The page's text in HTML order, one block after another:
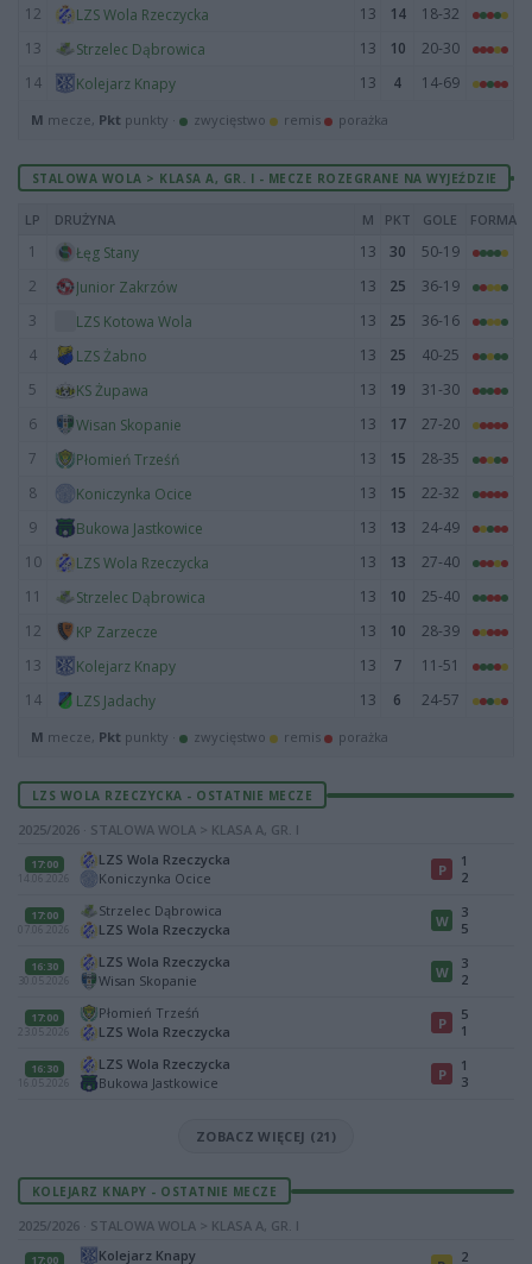
12 LZS Wola Rzeczycka 13 14
18-32
13
Strzelec Dąbrowica 13 10
20-30
14
Kolejarz Knapy 13 4 14-69
M mecze, Pkt punkty · zwycięstwo remis porażka
STALOWA WOLA > KLASA A, GR. I - MECZE ROZEGRANE NA WYJEŹDZIE
LP DRUŻYNA M PKT GOLE FORMA
1 Łęg Stany 13 30
50-19
2
Junior Zakrzów 13 25
36-19
3
LZS Kotowa Wola 13 25
36-16
4
LZS Żabno 13 25
40-25
5
KS Żupawa 13 19
31-30
6
Wisan Skopanie 13 17
27-20
7
Płomień Trześń 13 15
28-35
8
Koniczynka Ocice 13 15
22-32
9
Bukowa Jastkowice 13 13
24-49
10
LZS Wola Rzeczycka 13 13
27-40
11
Strzelec Dąbrowica 13 10
25-40
12
KP Zarzecze 13 10
28-39
13
Kolejarz Knapy 13 7
11-51
14
LZS Jadachy 13 6 24-57
M mecze, Pkt punkty · zwycięstwo remis porażka
LZS WOLA RZECZYCKA - OSTATNIE MECZE
2025/2026 · STALOWA WOLA > KLASA A, GR. I
17:00
14.06.2026
LZS Wola Rzeczycka
Koniczynka Ocice
P
1
2
17:00
07.06.2026
Strzelec Dąbrowica
LZS Wola Rzeczycka
W
3
5
16:30
30.05.2026
LZS Wola Rzeczycka
Wisan Skopanie
W
3
2
17:00
23.05.2026
Płomień Trześń
LZS Wola Rzeczycka
P
5
1
16:30
16.05.2026
LZS Wola Rzeczycka
Bukowa Jastkowice
P
1
3
ZOBACZ WIĘCEJ (21)
KOLEJARZ KNAPY - OSTATNIE MECZE
2025/2026 · STALOWA WOLA > KLASA A, GR. I
17:00
Kolejarz Knapy
2